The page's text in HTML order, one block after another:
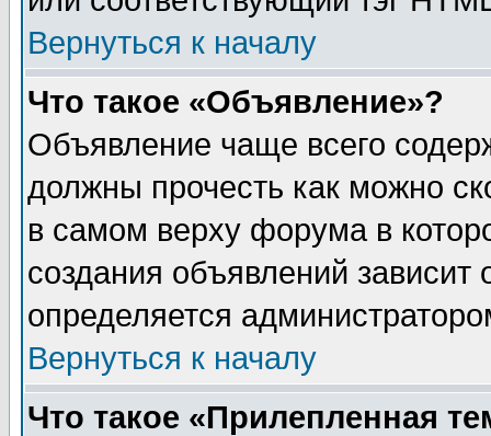
Вернуться к началу
Что такое «Объявление»?
Объявление чаще всего
должны прочесть как можно
в самом верху форума в
создания объявлений зависит
определяется
Вернуться к началу
Что такое «Прилепленная